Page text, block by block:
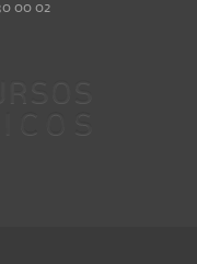
00 02